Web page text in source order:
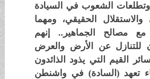
الشعوب في السيادة
والاستقلال الحقيقي، ومهما
مصالح الجماهير.. إنهم
عن الأرض والعرض
القيم التي يذود الذائدون
تعهد (السادة) في واشنطن